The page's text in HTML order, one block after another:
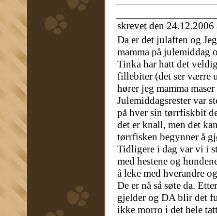
skrevet den
Da er det julaften og
mamma på julemiddag
Tinka har hatt det
fillebiter (det ser værre
hører jeg mamma
Julemiddagsrester var
på hver sin tørrfiskbit
det er knall, men det
tørrfisken begynner å
Tidligere i dag var vi i
med hestene og
å leke med hverandre
De er nå så søte da.
gjelder og DA blir det
ikke morro i det hele